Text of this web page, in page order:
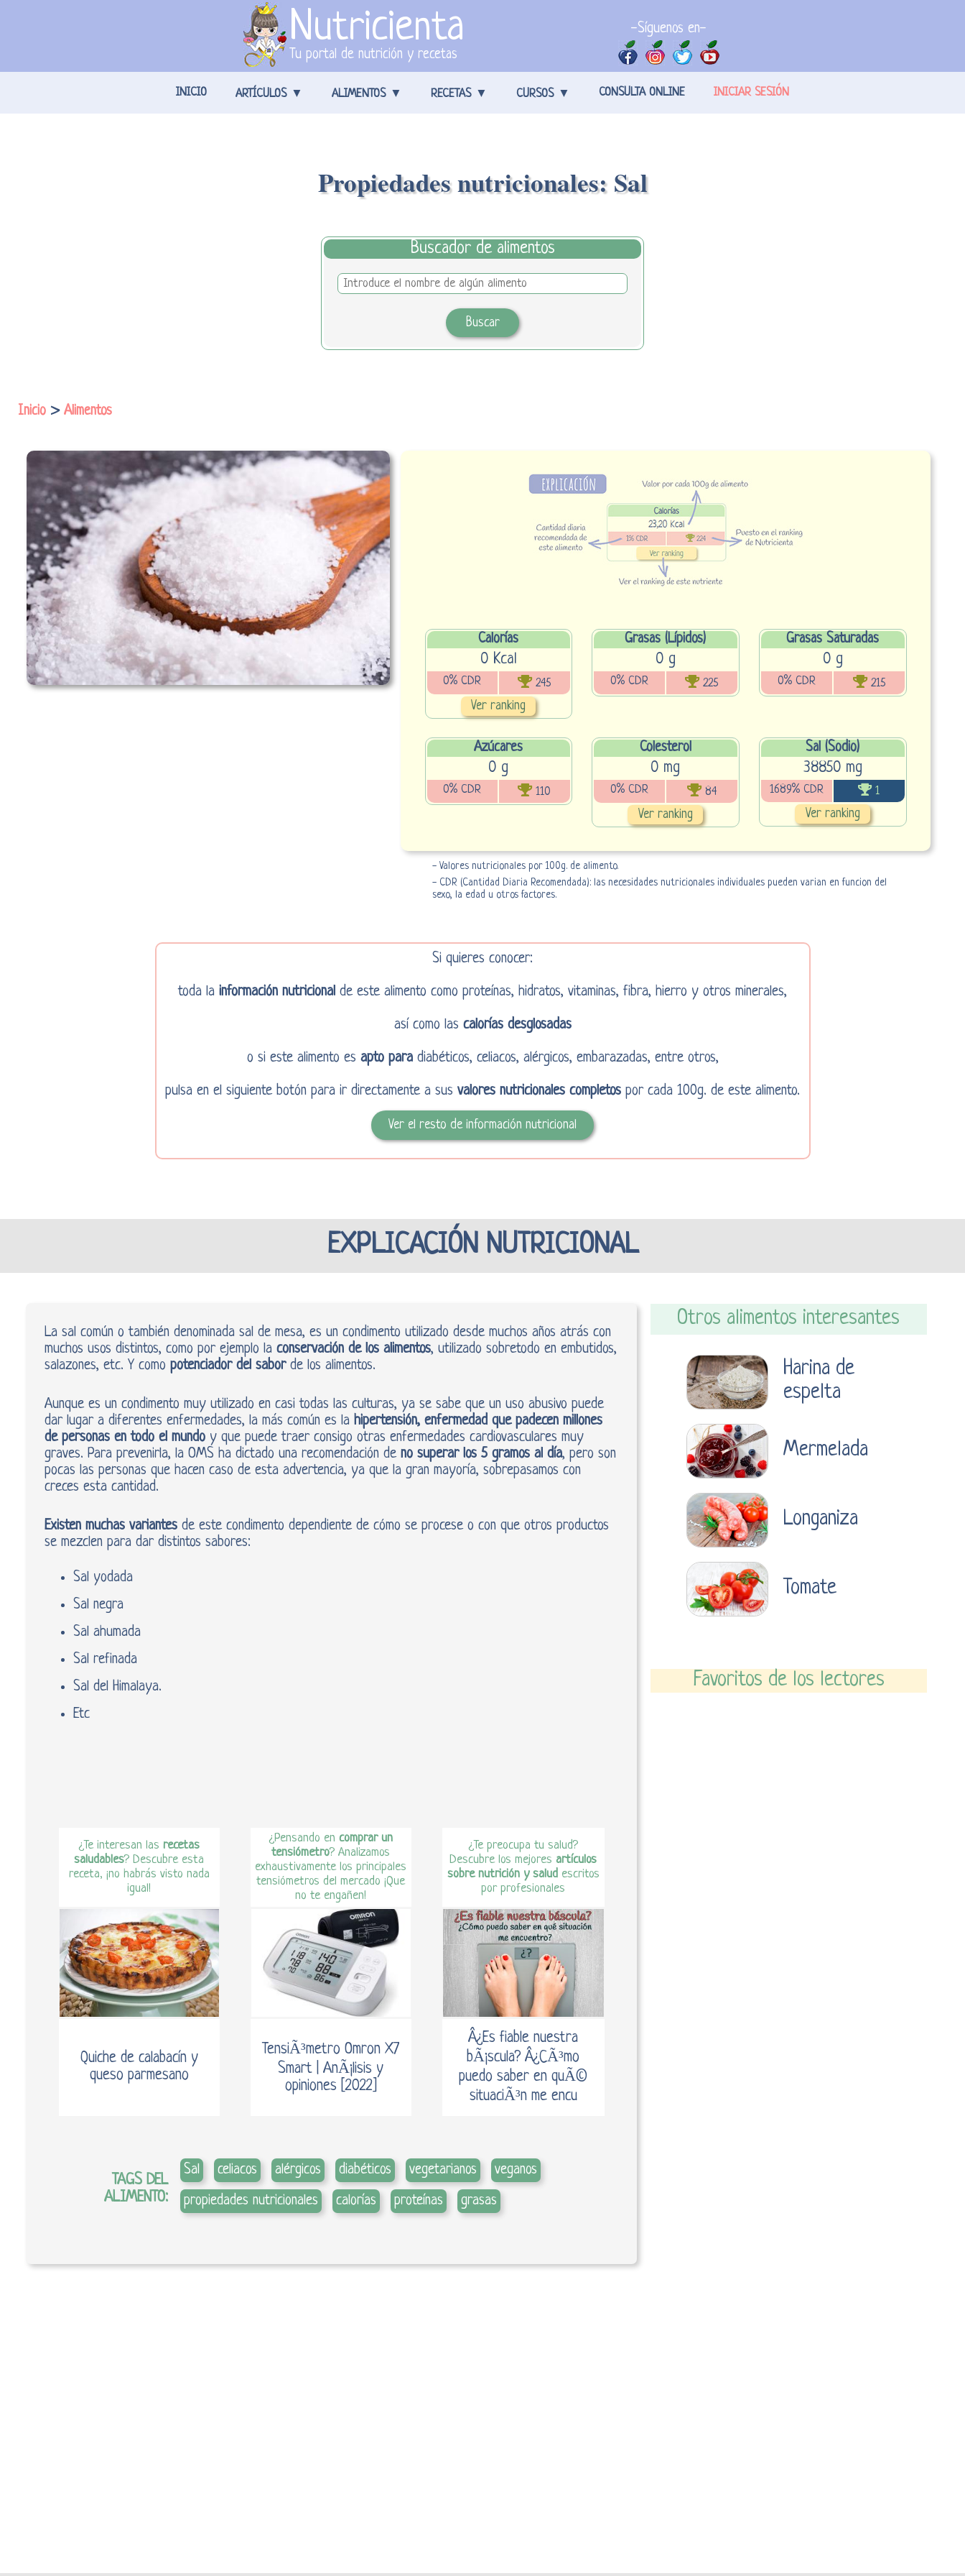
Nutricienta
Tu portal de nutrición y recetas
-Síguenos en-
INICIO ARTÍCULOS ALIMENTOS RECETAS CURSOS CONSULTA ONLINE INICIAR SESIÓN
Propiedades nutricionales: Sal
Buscador de alimentos
Inicio > Alimentos
Calorías
0 Kcal
0% CDR 245
Ver ranking
Grasas (Lípidos)
0 g
0% CDR 225
Grasas Saturadas
0 g
0% CDR 215
Azúcares
0 g
0% CDR 110
Colesterol
0 mg
0% CDR 84
Ver ranking
Sal (Sodio)
38850 mg
1689% CDR 1
Ver ranking
- Valores nutricionales por 100g. de alimento.
- CDR (Cantidad Diaria Recomendada): las necesidades nutricionales individuales pueden varian en funcion del
sexo, la edad u otros factores.
Si quieres conocer:
toda la información nutricional de este alimento como proteínas, hidratos, vitaminas, fibra, hierro y otros minerales,
así como las calorías desglosadas
o si este alimento es apto paradiabéticos, celiacos, alérgicos, embarazadas, entre otros,
pulsa en el siguiente botón para ir directamente a sus valores nutricionales completos por cada 100g. de este alimento.
Ver el resto de información nutricional
EXPLICACIÓN NUTRICIONAL
La sal común o también denominada sal de mesa, es un condimento utilizado desde muchos años atrás con
muchos usos distintos, como por ejemplo la conservación de los alimentos, utilizado sobretodo en embutidos,
salazones, etc. Y como potenciador del saborde los alimentos.
Aunque es un condimento muy utilizado en casi todas las culturas, ya se sabe que un uso abusivo puede
dar lugar a diferentes enfermedades, la más común es la hipertensión, enfermedad que padecen millones
de personas en todo el mundo y que puede traer consigo otras enfermedades cardiovasculares muy
graves. Para prevenirla, la OMS ha dictado una recomendación de no superar los 5 gramos al día, pero son
pocas las personas que hacen caso de esta advertencia, ya que la gran mayoría, sobrepasamos con
creces esta cantidad.
Existen muchas variantes de este condimento dependiente de cómo se procese o con que otros productos
se mezclen para dar distintos sabores:
Sal yodada
Sal negra
Sal ahumada
Sal refinada
Sal del Himalaya.
Etc
¿Te interesan las recetas
saludables? Descubre esta
receta, ¡no habrás visto nada
igual!
¿Pensando en comprar un
tensiómetro? Analizamos
exhaustivamente los principales
tensiómetros del mercado ¡Que
no te engañen!
¿Te preocupa tu salud?
Descubre los mejores artículos
sobre nutrición y saludescritos
por profesionales
Quiche de calabacín y
queso parmesano
TensiÃ³metro Omron X7
Smart | AnÃ¡lisis y
opiniones [2022]
Â¿Es fiable nuestra
bÃ¡scula? Â¿CÃ³mo
puedo saber en quÃ©
situaciÃ³n me encu
TAGS DEL
ALIMENTO:
Sal celiacos alérgicos diabéticos vegetarianos
veganos
propiedades nutricionales
calorías proteínas grasas
Otros alimentos interesantes
Harina de
espelta
Mermelada
Longaniza
Tomate
Favoritos de los lectores